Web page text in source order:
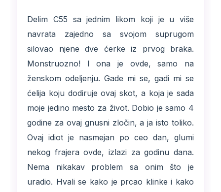
Delim C55 sa jednim likom koji je u više
navrata zajedno sa svojom suprugom
silovao njene dve ćerke iz prvog braka.
Monstruozno! I ona je ovde, samo na
ženskom odeljenju. Gade mi se, gadi mi se
ćelija koju dodiruje ovaj skot, a koja je sada
moje jedino mesto za život. Dobio je samo 4
godine za ovaj gnusni zločin, a ja isto toliko.
Ovaj idiot je nasmejan po ceo dan, glumi
nekog frajera ovde, izlazi za godinu dana.
Nema nikakav problem sa onim što je
uradio. Hvali se kako je prcao klinke i kako